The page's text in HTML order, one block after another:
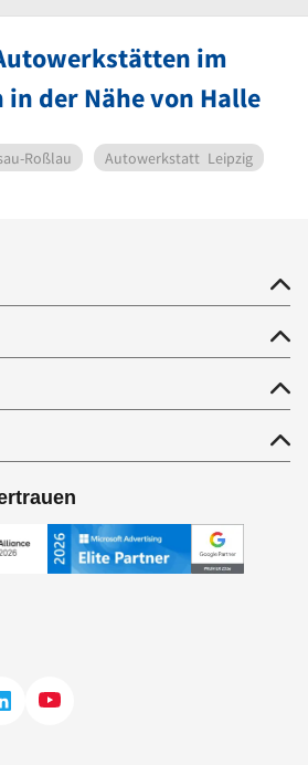
im
in der Nähe von Halle
Roßlau Autowerkstatt Leipzig